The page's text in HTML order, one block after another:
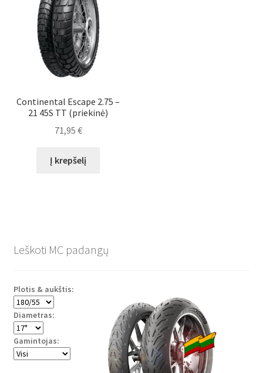
Continental Escape 2.75 –
21 45S TT (priekinė)
71,95 €
Į krepšelį
Leškoti MC padangų
Plotis & aukštis:
Diametras:
Gamintojas: